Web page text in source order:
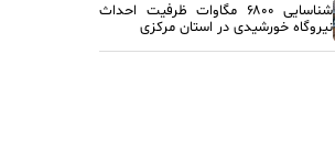
شناسایی ۶۸۰۰ مگاوات ظرفیت احداث
نیروگاه خورشیدی در استان مرکزی